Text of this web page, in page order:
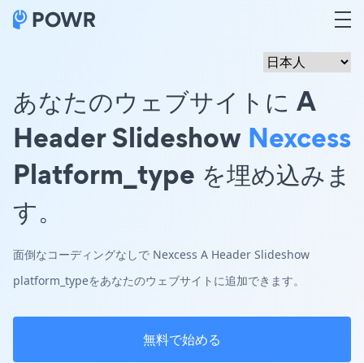
あなたのウェブサイトに A
Header Slideshow Nexcess
Platform_type を埋め込みま
す。
面倒なコーディングなしで Nexcess A Header Slideshow
platform_typeをあなたのウェブサイトに追加できます。
無料で始める